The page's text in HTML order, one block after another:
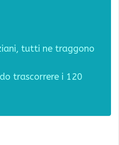
tutti ne traggono
trascorrere i 120